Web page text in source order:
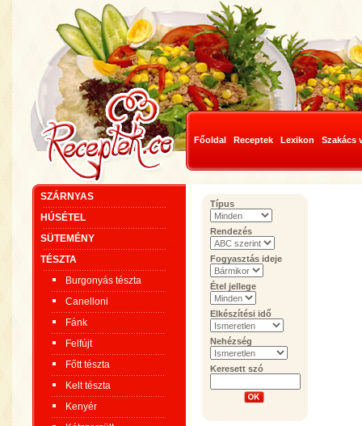
Főoldal Receptek Lexikon Szakács
SZÁRNYAS
HÚSÉTEL
SÜTEMÉNY
TÉSZTA
Burgonyás tészta
Canelloni
Fánk
Felfújt
Főtt tészta
Kelt tészta
Kenyér
Típus
Rendezés
Fogyasztás ideje
Étel jellege
Elkészítési idő
Nehézség
Keresett szó